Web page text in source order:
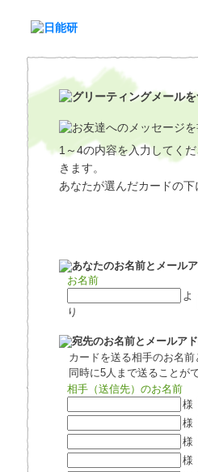
1～4の内容を入力してく
きます。
あなたが選んだカードの
お名前
よ
り
カードを送る相手のお名
同時に5人まで送ることが
相手（送信先）のお名前
様
様
様
様